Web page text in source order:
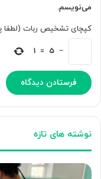
می‌نویسم.
کپچای تشخیص ربات (لطفا
−
5
=
1
نوشته های تازه